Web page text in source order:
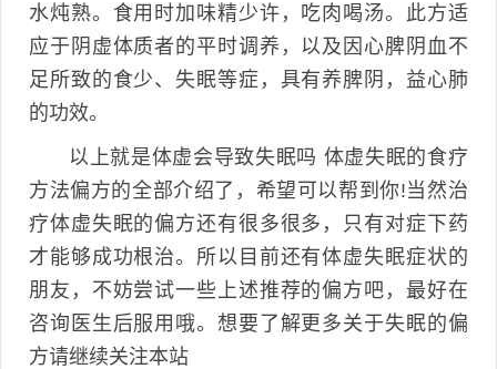
水炖熟。食用时加味精少许，吃肉喝汤。此方适
应于阴虚体质者的平时调养，以及因心脾阴血不
足所致的食少、失眠等症，具有养脾阴，益心肺
的功效。
以上就是体虚会导致失眠吗 体虚失眠的食疗
方法偏方的全部介绍了，希望可以帮到你!当然治
疗体虚失眠的偏方还有很多很多，只有对症下药
才能够成功根治。所以目前还有体虚失眠症状的
朋友，不妨尝试一些上述推荐的偏方吧，最好在
咨询医生后服用哦。想要了解更多关于失眠的偏
方请继续关注本站